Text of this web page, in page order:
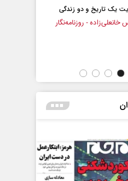
چرایی عقب‌نشینی ترامپ؟